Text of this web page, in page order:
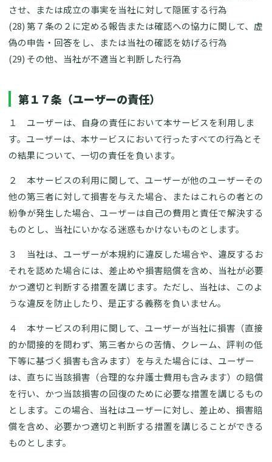
させ、または成立の事実を当社に対して隠匿する行為
(28) 第７条の２に定める報告または確認への協力に関して、虚
偽の申告・回答をし、または当社の確認を妨げる行為
(29) その他、当社が不適当と判断した行為
第１７条（ユーザーの責任）
１ ユーザーは、自身の責任において本サービスを利用しま
す。ユーザーは、本サービスにおいて行ったすべての行為とそ
の結果について、一切の責任を負います。
２ 本サービスの利用に関して、ユーザーが他のユーザーその
他の第三者に対して損害を与えた場合、またはこれらの者との
紛争が発生した場合、ユーザーは自己の費用と責任で解決する
ものとし、当社にいかなる迷惑もかけないものとします。
３ 当社は、ユーザーが本規約に違反した場合や、違反するお
それを認めた場合には、差止めや損害賠償を含め、当社が必要
かつ適切と判断する措置を講じます。ただし、当社は、このよ
うな違反を防止したり、是正する義務を負いません。
４ 本サービスの利用に関して、ユーザーが当社に損害（直接
的か間接的を問わず、第三者からの苦情、クレーム、評判の低
下等に基づく損害も含みます）を与えた場合には、ユーザー
は、直ちに当該損害（合理的な弁護士費用も含みます）の賠償
を行い、かつ当該損害の回復のために必要な措置を講じるもの
とします。この場合、当社はユーザーに対し、差止め、損害賠
償を含め、必要かつ適切と判断する措置を講じることができる
ものとします。